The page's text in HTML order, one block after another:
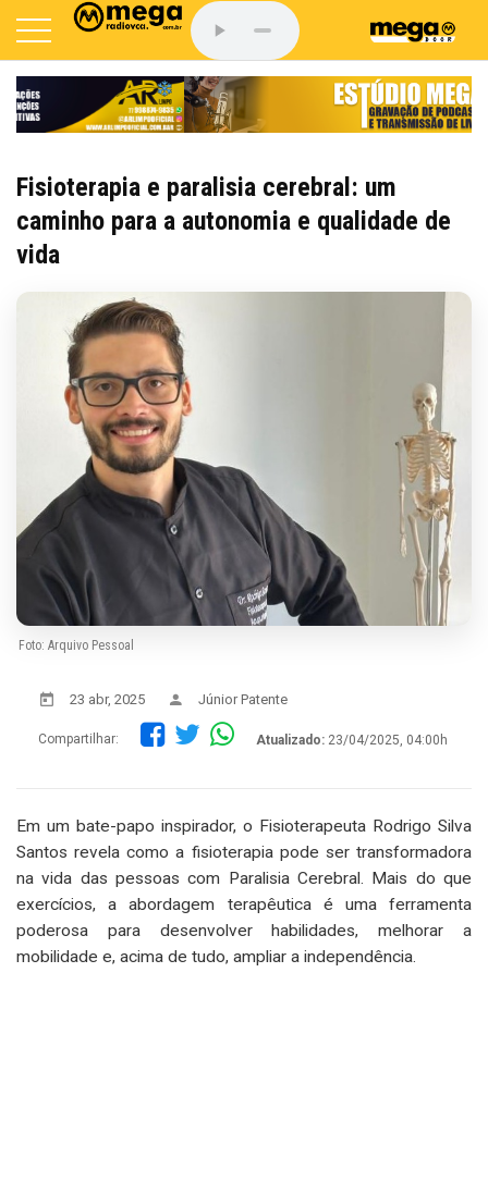
Fisioterapia e paralisia cerebral: um
caminho para a autonomia e qualidade de
vida
Foto: Arquivo Pessoal
23 abr, 2025 Júnior Patente
Compartilhar: Atualizado: 23/04/2025, 04:00h
Em um bate-papo inspirador, o Fisioterapeuta Rodrigo Silva
Santos revela como a fisioterapia pode ser transformadora
na vida das pessoas com Paralisia Cerebral. Mais do que
exercícios, a abordagem terapêutica é uma ferramenta
poderosa para desenvolver habilidades, melhorar a
mobilidade e, acima de tudo, ampliar a independência.